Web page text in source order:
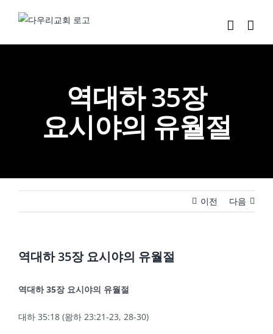
역대하 35장
요시야의 유월절
이전 다음
역대하 35장 요시야의 유월절
역대하35장 요시야의 유월절
대하 35:18 (왕하 23:21-23, 28-30)